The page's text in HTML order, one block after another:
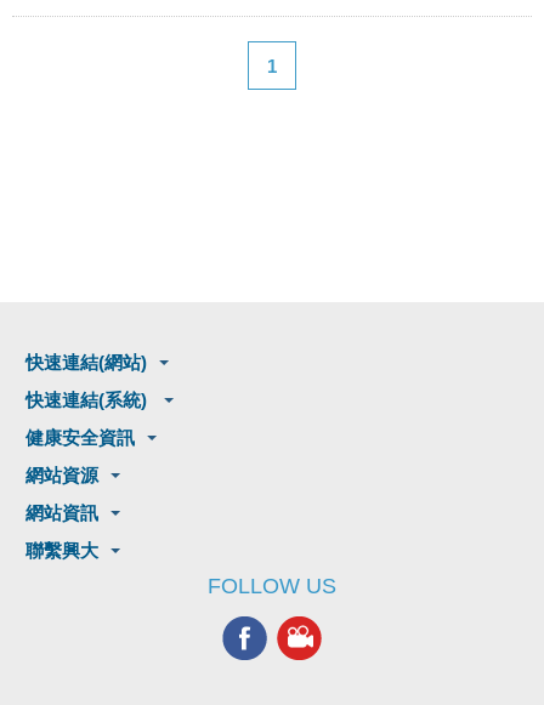
1
快速連結(網站)
快速連結(系統)
健康安全資訊
網站資源
網站資訊
聯繫興大
FOLLOW US